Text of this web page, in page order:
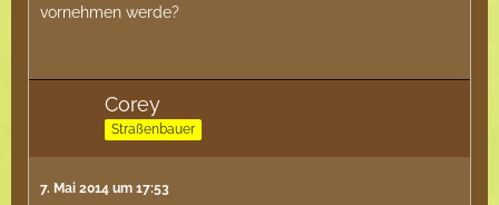
vornehmen werde?
Corey
Straßenbauer
7. Mai 2014 um 17:53